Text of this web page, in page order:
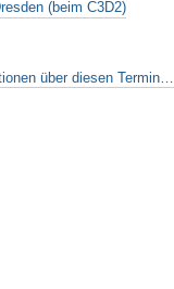
über diesen Termin…